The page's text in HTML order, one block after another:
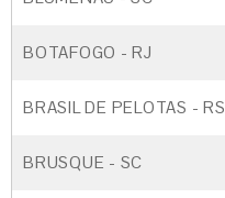
BOTAFOGO - RJ
BRASIL DE PELOTAS - RS
BRUSQUE - SC